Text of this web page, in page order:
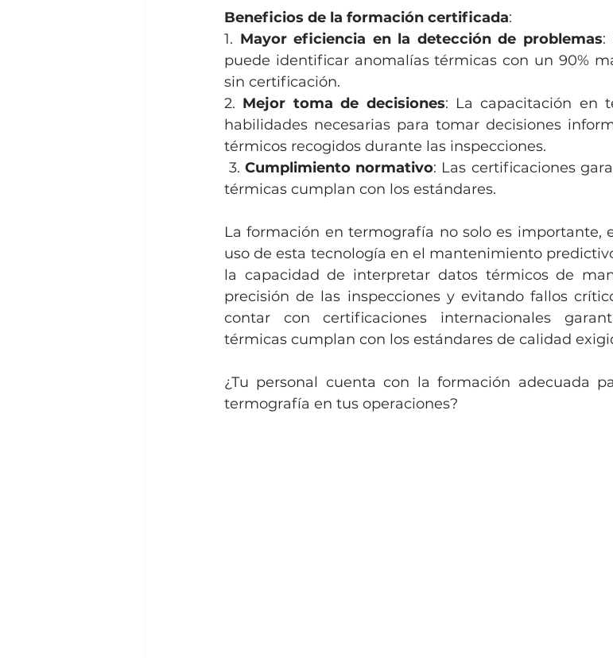
Beneficios de la formación certificada:
1. Mayor eficiencia en la detección de problemas:
puede identificar anomalías térmicas con un 90%
sin certificación.
2. Mejor toma de decisiones: La capacitación en
habilidades necesarias para tomar decisiones
térmicos recogidos durante las inspecciones.
3. Cumplimiento normativo: Las certificaciones
térmicas cumplan con los estándares.
La formación en termografía no solo es importante,
uso de esta tecnología en el mantenimiento
la capacidad de interpretar datos térmicos de
precisión de las inspecciones y evitando fallos
contar con certificaciones internacionales
térmicas cumplan con los estándares de calidad
¿Tu personal cuenta con la formación adecuada
termografía en tus operaciones?